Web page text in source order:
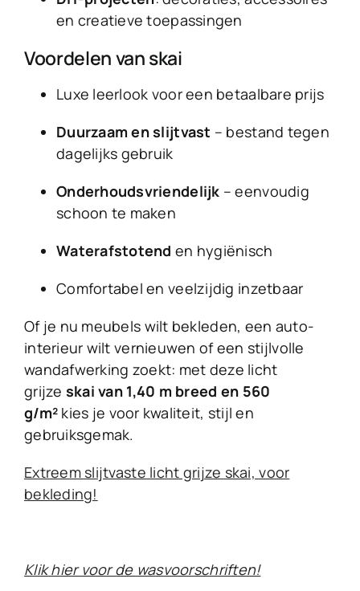
en creatieve toepassingen
Voordelen van skai
Luxe leerlook voor een betaalbare prijs
Duurzaam en slijtvast – bestand tegen
dagelijks gebruik
Onderhoudsvriendelijk – eenvoudig
schoon te maken
Waterafstotend en hygiënisch
Comfortabel en veelzijdig inzetbaar
Of je nu meubels wilt bekleden, een auto-
interieur wilt vernieuwen of een stijlvolle
wandafwerking zoekt: met deze licht
grijze skai van 1,40 m breed en 560
g/m² kies je voor kwaliteit, stijl en
gebruiksgemak.
Extreem slijtvaste licht grijze skai, voor
bekleding!
Klik hier voor de wasvoorschriften!